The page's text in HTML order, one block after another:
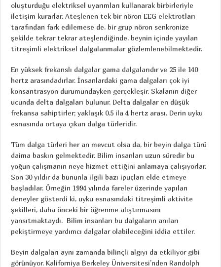
oluşturduğu elektriksel uyarımları kullanarak birbirleriyle
iletişim kurarlar. Ateşlenen tek bir nöron EEG elektrotları
tarafından fark edilemese de, bir grup nöron senkronize
şekilde tekrar tekrar ateşlendiğinde, beynin içinde yayılan
titreşimli elektriksel dalgalanmalar gözlemlenebilmektedir.
En yüksek frekanslı dalgalar gama dalgalarıdır ve 25 ile 140
hertz arasındadırlar. İnsanlardaki gama dalgaları çok iyi
konsantrasyon durumundayken gerçekleşir. Skalanın diğer
ucunda delta dalgaları bulunur. Delta dalgalar en düşük
frekansa sahiptirler; yaklaşık 0.5 ila 4 hertz arası. Derin uyku
esnasında ortaya çıkan dalga türleridir.
Tüm dalga türleri her an mevcut olsa da, bir beyin dalga türü
daima baskın gelmektedir. Bilim insanları uzun süredir bu
yoğun çalışmanın neye hizmet ettiğini anlamaya çalışıyorlar.
Son 30 yıldır da bununla ilgili bazı ipuçları elde etmeye
başladılar. Örneğin 1994 yılında fareler üzerinde yapılan
deneyler gösterdi ki, uyku esnasındaki titreşimli aktivite
şekilleri, daha önceki bir öğrenme alıştırmasını
yansıtmaktaydı. Bilim insanları bu dalgaların anıları
pekiştirmeye yardımcı dalgalar olabileceğini iddia ettiler.
Beyin dalgaları aynı zamanda bilinçli algıyı da etkiliyor gibi
görünüyor. Kaliforniya Berkeley Üniversitesi’nden Randolph